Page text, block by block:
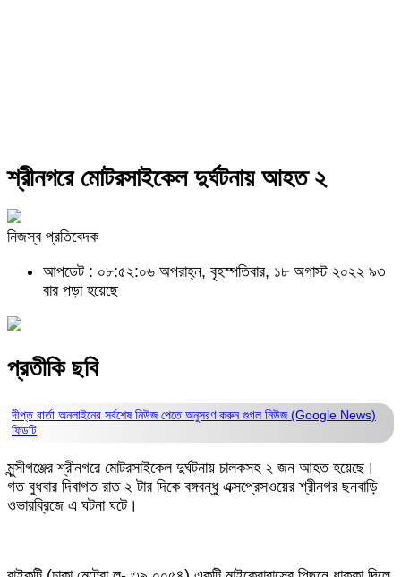
শ্রীনগরে মোটরসাইকেল দুর্ঘটনায় আহত ২
নিজস্ব প্রতিবেদক
আপডেট : ০৮:৫২:০৬ অপরাহ্ন, বৃহস্পতিবার, ১৮ অগাস্ট ২০২২ ৯৩
বার পড়া হয়েছে
প্রতীকি ছবি
দীপ্ত বার্তা অনলাইনের সর্বশেষ নিউজ পেতে অনুসরণ করুনগুগল নিউজ (Google News)
ফিডটি
মুন্সীগঞ্জের শ্রীনগরে মোটরসাইকেল দুর্ঘটনায় চালকসহ ২ জন আহত হয়েছে।
গত বুধবার দিবাগত রাত ২ টার দিকে বঙ্গবন্ধু এক্সপ্রেসওয়ের শ্রীনগর ছনবাড়ি
ওভারব্রিজে এ ঘটনা ঘটে।